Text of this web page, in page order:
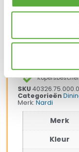
In
Achteraf
Snelle
SKU
Categorieën
Merk:Nardi
Merk
Kleur